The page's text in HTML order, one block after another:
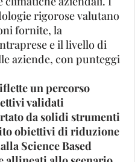
rigorose valutano
fornite, la
e il livello di
aziende, con punteggi
un percorso
validati
da solidi strumenti
obiettivi di riduzione
Science Based